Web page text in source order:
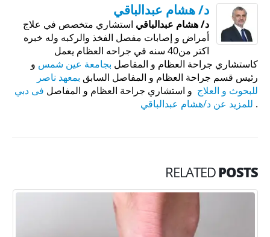
د/ هشام عبدالباقي
د/ هشام عبدالباقي استشاري متخصص في علاج
أمراض و إصابات مفصل الفخذ والركبه وله خبره
اكتر من40 سنه في جراحه العظام يعمل
كاستشاري جراحة العظام و المفاصل بجامعة عين شمس و
رئيس قسم جراحة العظام و المفاصل السابق بمعهد ناصر
للبحوث و العلاج و استشاري جراحة العظام و المفاصل فى دبي
. للمزيد عن د/هشام عبدالباقي
RELATEDPOSTS